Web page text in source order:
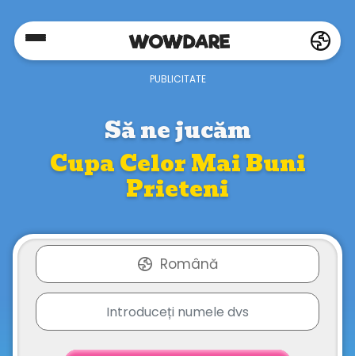
Home
Privacy
Terms
Să ne jucăm
Cupa Celor Mai Buni
Prieteni
Română